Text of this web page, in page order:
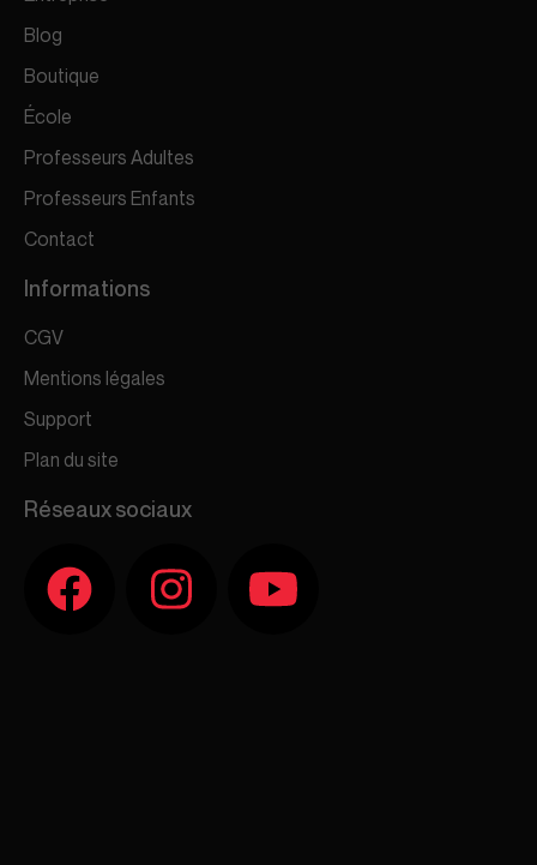
Blog
Boutique
École
Professeurs Adultes
Professeurs Enfants
Contact
Informations
CGV
Mentions légales
Support
Plan du site
Réseaux sociaux